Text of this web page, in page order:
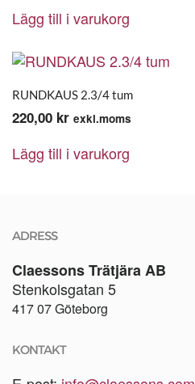
Lägg till i varukorg
RUNDKAUS 2.3/4 tum
220,00 kr exkl.moms
Lägg till i varukorg
ADRESS
Claessons Trätjära AB
Stenkolsgatan 5
417 07 Göteborg
KONTAKT